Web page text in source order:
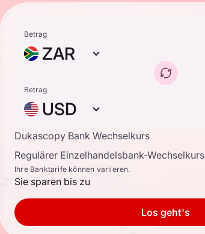
Betrag
ZAR
Betrag
USD
Dukascopy Bank Wechselkurs
Regulärer Einzelhandelsbank-Wechselkurs
Ihre Banktarife können variieren.
Sie sparen bis zu
Los geht's